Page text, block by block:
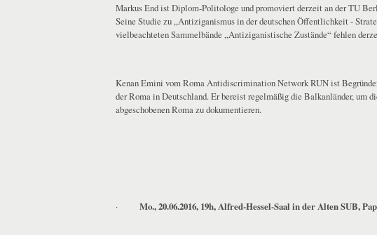
Markus End ist Diplom-Politologe und promoviert derzeit an der TU
Seine Studie zu „Antiziganismus in der deutschen Öffentlichkeit -
vielbeachteten Sammelbände „Antiziganistische Zustände“ fehlen
Kenan Emini vom Roma Antidiscrimination Network RUN ist
der Roma in Deutschland. Er bereist regelmäßig die Balkanländer, um
abgeschobenen Roma zu dokumentieren.
· Mo., 20.06.2016, 19h, Alfred-Hessel-Saal in der Alten SUB,